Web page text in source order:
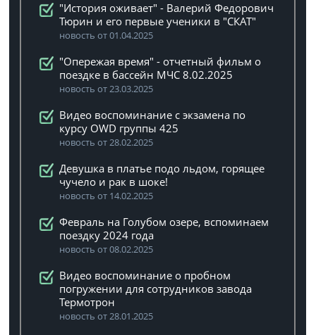
"История оживает" - Валерий Федорович
Тюрин и его первые ученики в "СКАТ"
новость от 01.04.2025
"Опережая время" - отчетный фильм о
поездке в бассейн МЧС 8.02.2025
новость от 23.03.2025
Видео воспоминание с экзамена по
курсу OWD группы 425
новость от 28.02.2025
Девушка в платье подо льдом, горящее
чучело и рак в шоке!
новость от 14.02.2025
Февраль на Голубом озере, вспоминаем
поездку 2024 года
новость от 08.02.2025
Видео воспоминание о пробном
погружении для сотрудников завода
Термотрон
новость от 28.01.2025